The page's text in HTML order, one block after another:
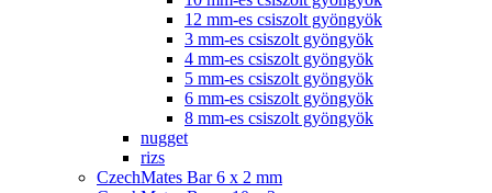
12 mm-es csiszolt gyöngyök
3 mm-es csiszolt gyöngyök
4 mm-es csiszolt gyöngyök
5 mm-es csiszolt gyöngyök
6 mm-es csiszolt gyöngyök
8 mm-es csiszolt gyöngyök
nugget
rizs
CzechMates Bar 6 x 2 mm